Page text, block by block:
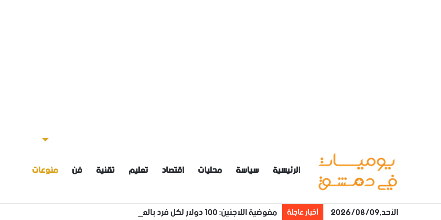
الرئيسية سياسة محليات اقتصاد تعليم تقنية فن منوعات
الأحد,2026/08/09 أخبار عاجلة مفوضية اللاجئين: 100 دولار لكل فرد بالعائلة يعود طوعا من لبنان إلى سوريا مع تأمين نقله